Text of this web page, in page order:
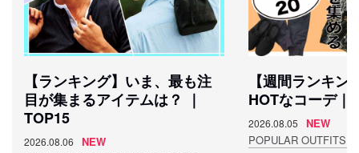
【ランキング】いま、最も注
目が集まるアイテムは？ ｜
TOP15
2026.08.06
NEW
【週間ランキン
HOTなコーデ｜
2026.08.05
NEW
POPULAR OUTFITS